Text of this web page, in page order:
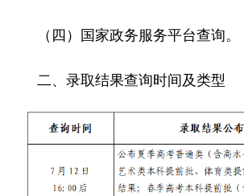
文娱 融媒秀 地市
健康 微视齐鲁
多语种频道
English Español Français
（四）国家政务服务平台查询。
二、录取结果查询时间及类型